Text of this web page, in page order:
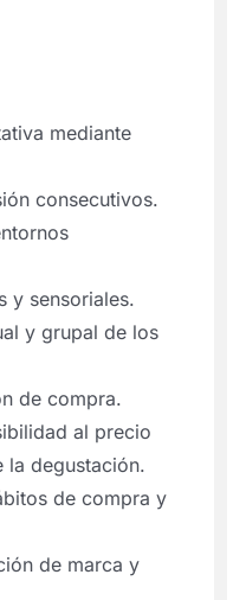
mediante
consecutivos.
y sensoriales.
y grupal de los
de compra.
al precio
la degustación.
de compra y
de marca y